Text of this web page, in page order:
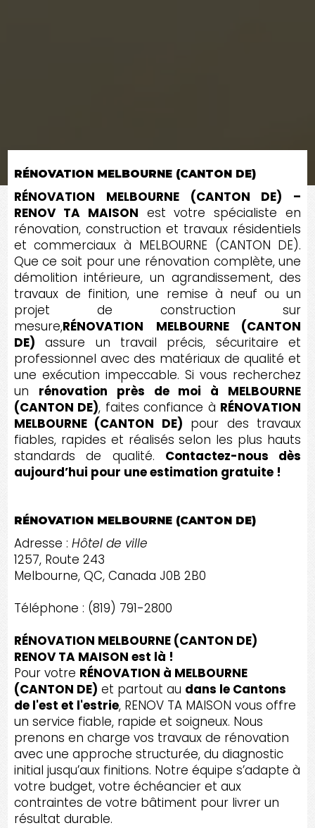
RÉNOVATION MELBOURNE (CANTON DE)
RÉNOVATION MELBOURNE (CANTON DE) –
RENOV TA MAISON est votre spécialiste en
rénovation, construction et travaux résidentiels
et commerciaux à MELBOURNE (CANTON DE).
Que ce soit pour une rénovation complète, une
démolition intérieure, un agrandissement, des
travaux de finition, une remise à neuf ou un
projet de construction sur
mesure,RÉNOVATION MELBOURNE (CANTON
DE) assure un travail précis, sécuritaire et
professionnel avec des matériaux de qualité et
une exécution impeccable. Si vous recherchez
un rénovation près de moi à MELBOURNE
(CANTON DE), faites confiance à RÉNOVATION
MELBOURNE (CANTON DE) pour des travaux
fiables, rapides et réalisés selon les plus hauts
standards de qualité. Contactez-nous dès
aujourd’hui pour une estimation gratuite !
RÉNOVATION MELBOURNE (CANTON DE)
Adresse : Hôtel de ville
1257, Route 243
Melbourne, QC, Canada J0B 2B0
Téléphone : (819) 791-2800
RÉNOVATION MELBOURNE (CANTON DE)
RENOV TA MAISON est là !
Pour votre RÉNOVATION à MELBOURNE
(CANTON DE) et partout au dans le Cantons
de l'est et l'estrie, RENOV TA MAISON vous offre
un service fiable, rapide et soigneux. Nous
prenons en charge vos travaux de rénovation
avec une approche structurée, du diagnostic
initial jusqu’aux finitions. Notre équipe s’adapte à
votre budget, votre échéancier et aux
contraintes de votre bâtiment pour livrer un
résultat durable.